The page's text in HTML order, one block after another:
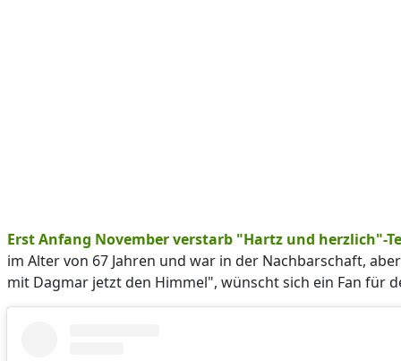
Erst Anfang November verstarb "Hartz und herzlich"-
im Alter von 67 Jahren und war in der Nachbarschaft,
mit Dagmar jetzt den Himmel", wünscht sich ein Fan für